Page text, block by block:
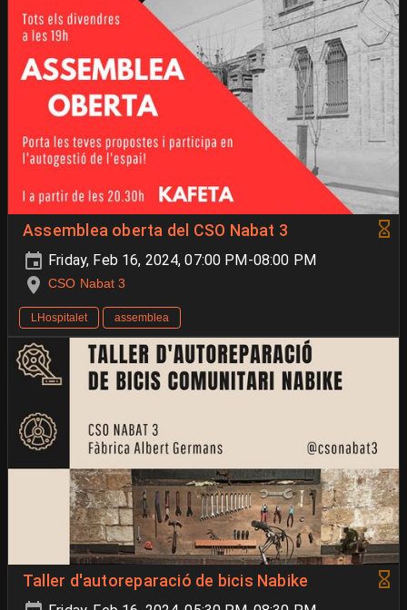
Assemblea oberta del CSO Nabat 3
Friday, Feb 16, 2024, 07:00 PM-08:00 PM
CSO Nabat 3
LHospitalet assemblea
Taller d'autoreparació de bicis Nabike